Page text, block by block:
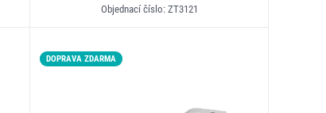
Objednací číslo: ZT3121
DOPRAVA ZDARMA